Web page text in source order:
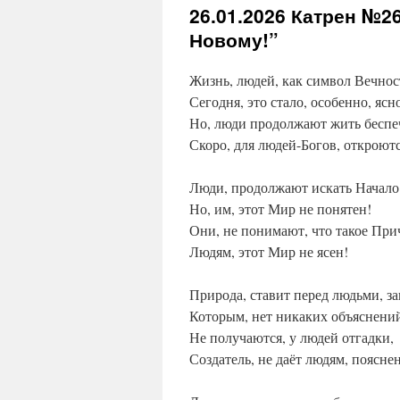
26.01.2026 Катрен
Новому!”
Жизнь, людей, как символ
Сегодня, это стало, особенно,
Но, люди продолжают жить
Скоро, для людей-Богов,
Люди, продолжают искать
Но, им, этот Мир не понятен!
Они, не понимают, что такое
Людям, этот Мир не ясен!
Природа, ставит перед людьми,
Которым, нет никаких
Не получаются, у людей отгадки,
Создатель, не даёт людям,